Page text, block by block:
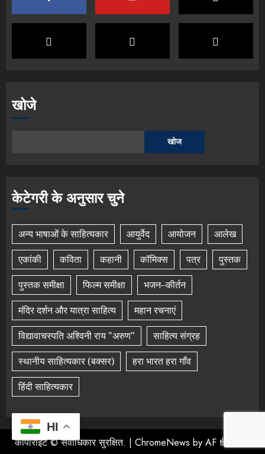
खोजे
खोज
केटेगरी के अनुसार चुने
अन्य भाषाओं के साहित्यकार आयुर्वेद आयोजन
आलेख
एकांकी
कविता कहानी कॉमिक्स पत्र
पुस्तक
पुस्तक समीक्षा
फिल्म समीक्षा
भजन–कीर्तन
मंदिर दर्शन और यात्रा साहित्य
महान रचनाएं
विद्यावाचस्पति अश्विनी राय "अरुण"
साहित्य संग्रह
स्थानीय साहित्यकार (बक्सर)
हरा भारत हरा गाँव
हिंदी साहित्यकार
कॉपीराइट © सर्वाधिकार सुरक्षित. | ChromeNews by AF themes.
HI